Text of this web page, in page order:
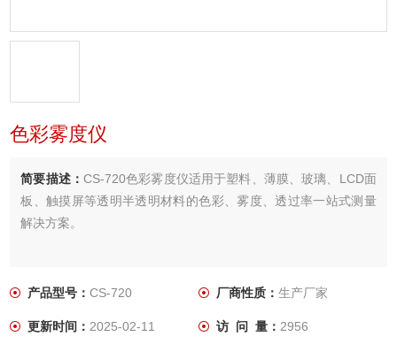
色彩雾度仪
简要描述： CS-720色彩雾度仪适用于塑料、薄膜、玻璃、LCD面
板、触摸屏等透明半透明材料的色彩、雾度、透过率一站式测量
解决方案。
产品型号：CS-720 厂商性质： 生产厂家
更新时间：2025-02-11 访 问 量： 2956